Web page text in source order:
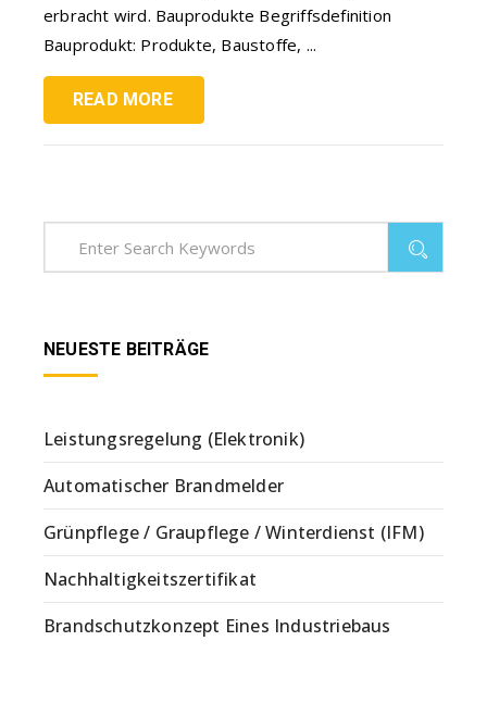
erbracht wird. Bauprodukte Begriffsdefinition
Bauprodukt: Produkte, Baustoffe, ...
READ MORE
NEUESTE BEITRÄGE
Leistungsregelung (Elektronik)
Automatischer Brandmelder
Grünpflege / Graupflege / Winterdienst (IFM)
Nachhaltigkeitszertifikat
Brandschutzkonzept Eines Industriebaus